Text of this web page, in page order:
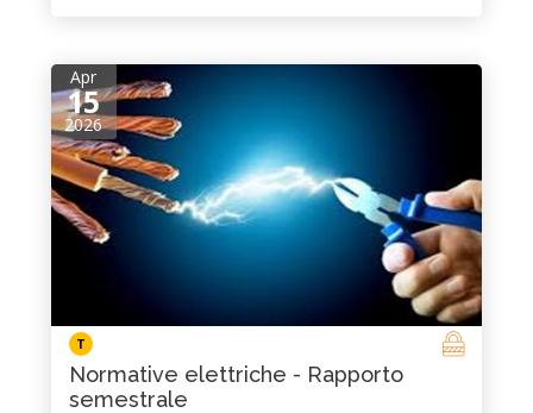
Apr
15
2026
T
Normative elettriche - Rapporto
semestrale